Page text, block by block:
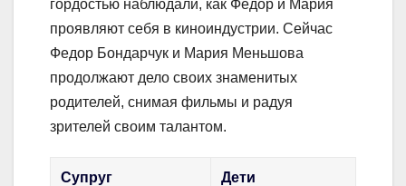
гордостью наблюдали, как Федор и Мария
проявляют себя в киноиндустрии. Сейчас
Федор Бондарчук и Мария Меньшова
продолжают дело своих знаменитых
родителей, снимая фильмы и радуя
зрителей своим талантом.
Супруг Дети